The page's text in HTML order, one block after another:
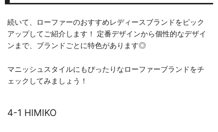
続いて、ローファーのおすすめレディースブランドをピック
アップしてご紹介します！ 定番デザインから個性的なデザイ
ンまで、ブランドごとに特色があります◎
マニッシュスタイルにもぴったりなローファーブランドをチ
ェックしてみましょう！
4-1 HIMIKO